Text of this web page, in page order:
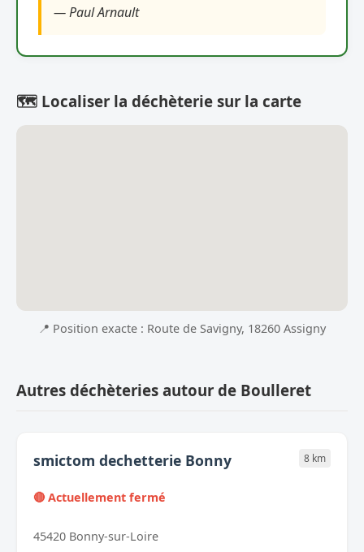
— Paul Arnault
🗺️ Localiser la déchèterie sur la carte
📍 Position exacte : Route de Savigny, 18260 Assigny
Autres déchèteries autour de Boulleret
smictom dechetterie Bonny 8 km
🔴 Actuellement fermé
45420 Bonny-sur-Loire